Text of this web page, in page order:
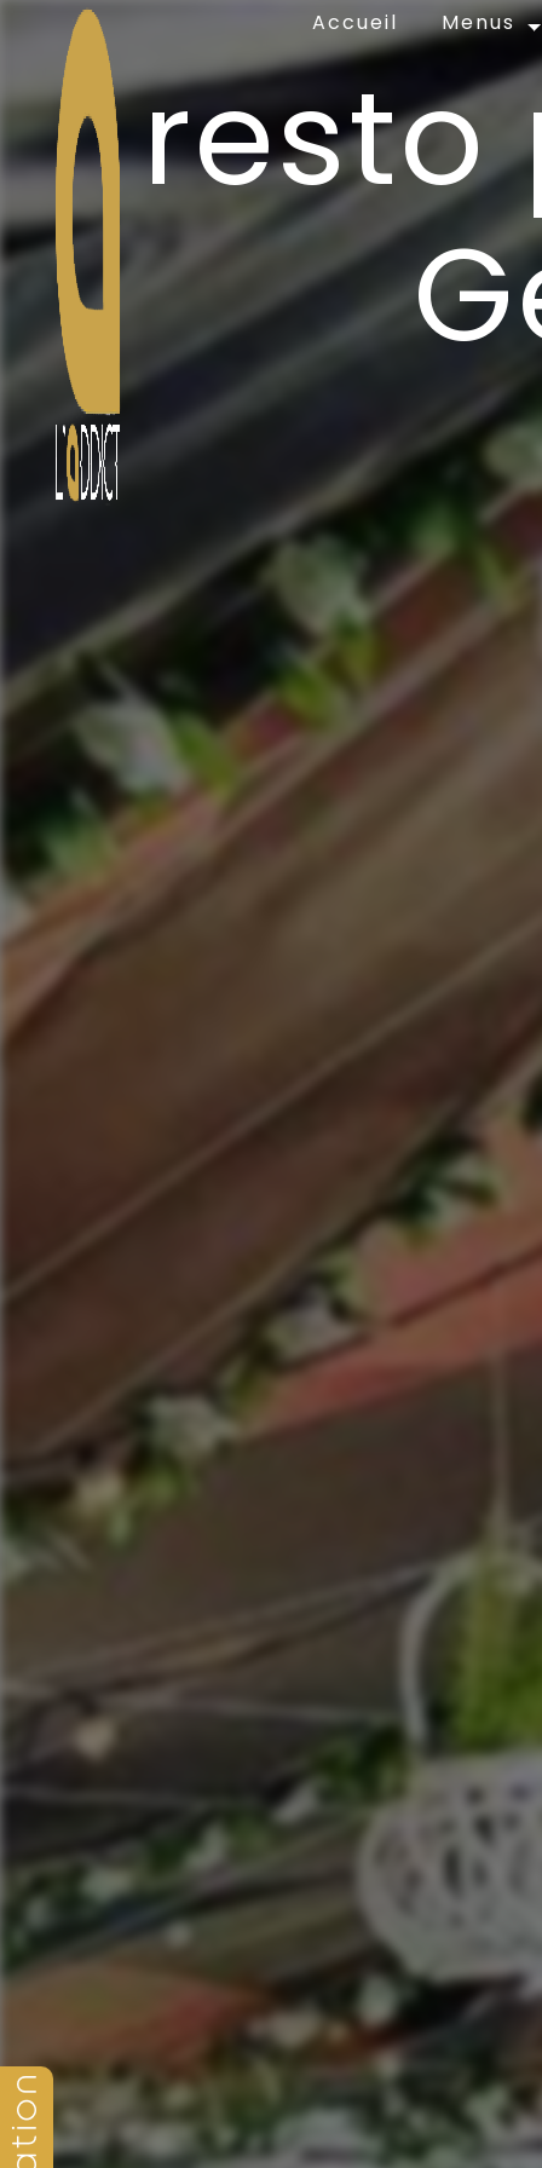
Accueil Menus
resto
Panneau de gestion des cookies